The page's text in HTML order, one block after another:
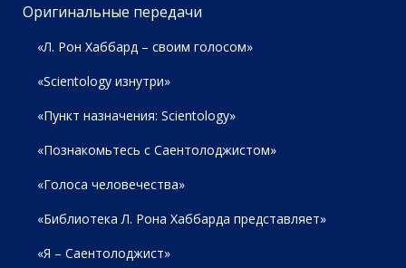
Оригинальные передачи
«Л. Рон Хаббард – своим голосом»
«Scientology изнутри»
«Пункт назначения: Scientology»
«Познакомьтесь с Саентолоджистом»
«Голоса человечества»
«Библиотека Л. Рона Хаббарда представляет»
«Я – Саентолоджист»